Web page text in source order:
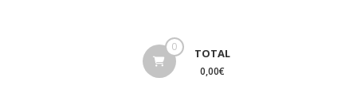
lucinevintage 0 TOTAL
0,00€